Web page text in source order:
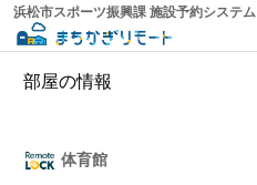
浜松市スポーツ振興課 施設予約システム
部屋の情報
体育館